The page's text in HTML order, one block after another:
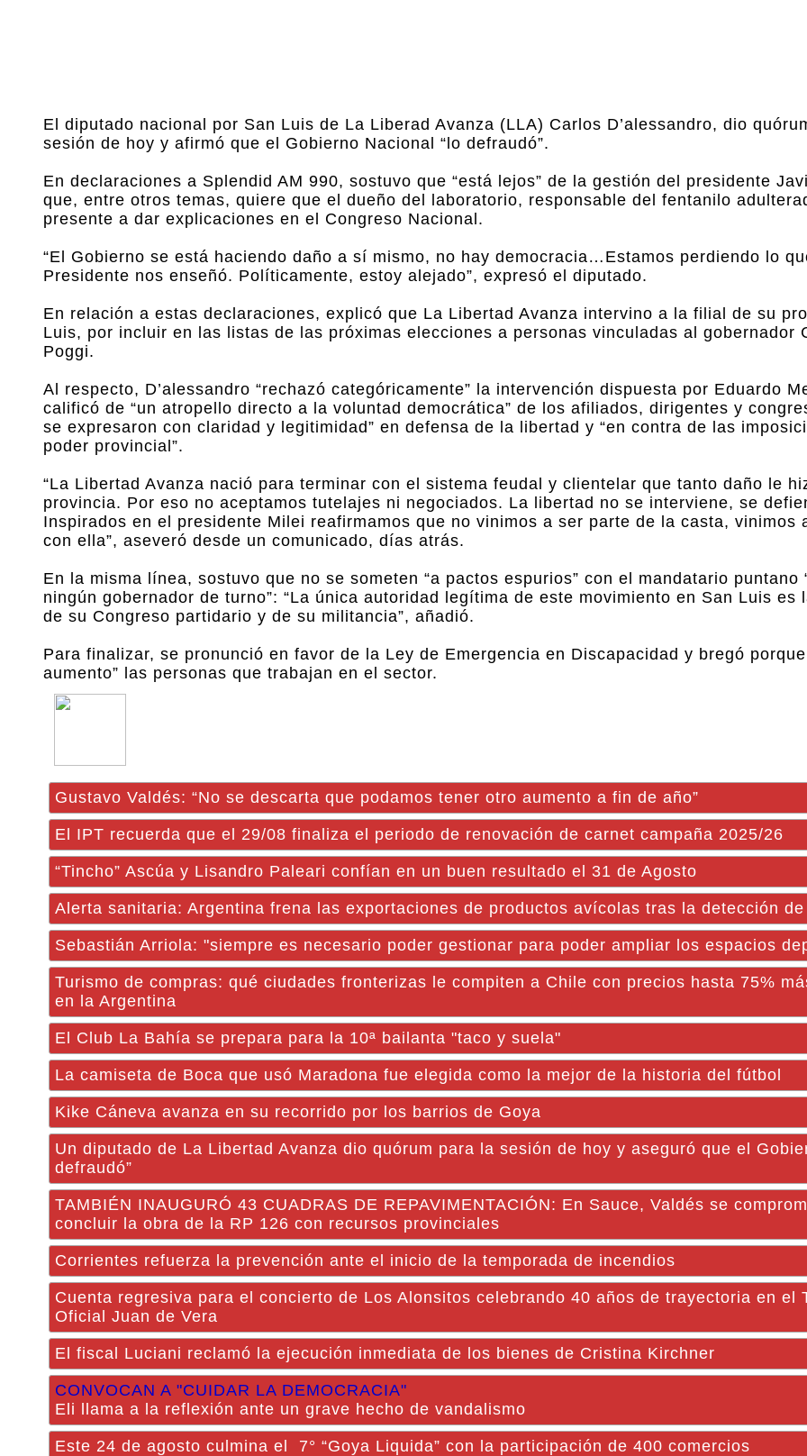
El diputado nacional por San Luis de La Liberad Avanza (LLA) Carlos D’alessandro, dio
sesión de hoy y afirmó que el Gobierno Nacional “lo defraudó”.
En declaraciones a Splendid AM 990, sostuvo que “está lejos” de la gestión del presidente
que, entre otros temas, quiere que el dueño del laboratorio, responsable del fentanilo
presente a dar explicaciones en el Congreso Nacional.
“El Gobierno se está haciendo daño a sí mismo, no hay democracia…Estamos perdiendo lo
Presidente nos enseñó. Políticamente, estoy alejado”, expresó el diputado.
En relación a estas declaraciones, explicó que La Libertad Avanza intervino a la filial de su
Luis, por incluir en las listas de las próximas elecciones a personas vinculadas al gobernador
Poggi.
Al respecto, D’alessandro “rechazó categóricamente” la intervención dispuesta por Eduardo
calificó de “un atropello directo a la voluntad democrática” de los afiliados, dirigentes y
se expresaron con claridad y legitimidad” en defensa de la libertad y “en contra de las
poder provincial”.
“La Libertad Avanza nació para terminar con el sistema feudal y clientelar que tanto daño le
provincia. Por eso no aceptamos tutelajes ni negociados. La libertad no se interviene, se
Inspirados en el presidente Milei reafirmamos que no vinimos a ser parte de la casta, vinimos
con ella”, aseveró desde un comunicado, días atrás.
En la misma línea, sostuvo que no se someten “a pactos espurios” con el mandatario puntano
ningún gobernador de turno”: “La única autoridad legítima de este movimiento en San Luis es
de su Congreso partidario y de su militancia”, añadió.
Para finalizar, se pronunció en favor de la Ley de Emergencia en Discapacidad y bregó porque
aumento” las personas que trabajan en el sector.
Gustavo Valdés: “No se descarta que podamos tener otro aumento a fin de año”
El IPT recuerda que el 29/08 finaliza el periodo de renovación de carnet campaña 2025/26
“Tincho” Ascúa y Lisandro Paleari confían en un buen resultado el 31 de Agosto
Alerta sanitaria: Argentina frena las exportaciones de productos avícolas tras la detección
Sebastián Arriola: "siempre es necesario poder gestionar para poder ampliar los espacios
Turismo de compras: qué ciudades fronterizas le compiten a Chile con precios hasta 75%
en la Argentina
El Club La Bahía se prepara para la 10ª bailanta "taco y suela"
La camiseta de Boca que usó Maradona fue elegida como la mejor de la historia del fútbol
Kike Cáneva avanza en su recorrido por los barrios de Goya
Un diputado de La Libertad Avanza dio quórum para la sesión de hoy y aseguró que el
defraudó”
TAMBIÉN INAUGURÓ 43 CUADRAS DE REPAVIMENTACIÓN: En Sauce, Valdés se
concluir la obra de la RP 126 con recursos provinciales
Corrientes refuerza la prevención ante el inicio de la temporada de incendios
Cuenta regresiva para el concierto de Los Alonsitos celebrando 40 años de trayectoria en el
Oficial Juan de Vera
El fiscal Luciani reclamó la ejecución inmediata de los bienes de Cristina Kirchner
CONVOCAN A "CUIDAR LA DEMOCRACIA"
Eli llama a la reflexión ante un grave hecho de vandalismo
Este 24 de agosto culmina el 7° “Goya Liquida” con la participación de 400 comercios